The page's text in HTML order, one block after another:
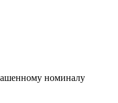
номиналу